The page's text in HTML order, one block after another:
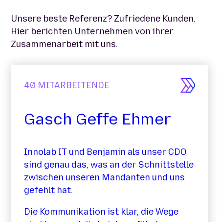
Unsere beste Referenz? Zufriedene Kunden.
Hier berichten Unternehmen von ihrer
Zusammenarbeit mit uns.
Geffe Ehmer
IT und Benjamin als unser CDO
das, was an der Schnittstelle
unseren Mandanten und uns
hat.
ist klar, die Wege
5
Die